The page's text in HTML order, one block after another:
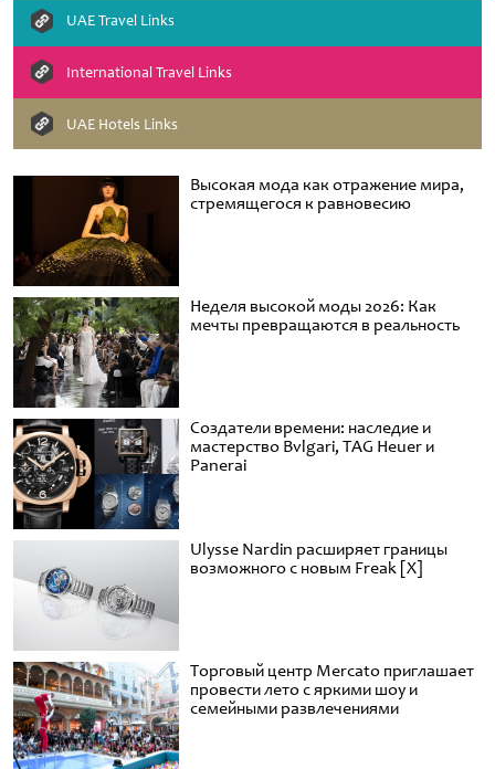
Высокая мода как отражение мира,
стремящегося к равновесию
Неделя высокой моды 2026: Как
мечты превращаются в реальность
Создатели времени: наследие и
мастерство Bvlgari, TAG Heuer и
Panerai
Ulysse Nardin расширяет границы
возможного с новым Freak [X]
Торговый центр Mercato приглашает
провести лето с яркими шоу и
семейными развлечениями
UAE Travel Links
International Travel Links
UAE Hotels Links